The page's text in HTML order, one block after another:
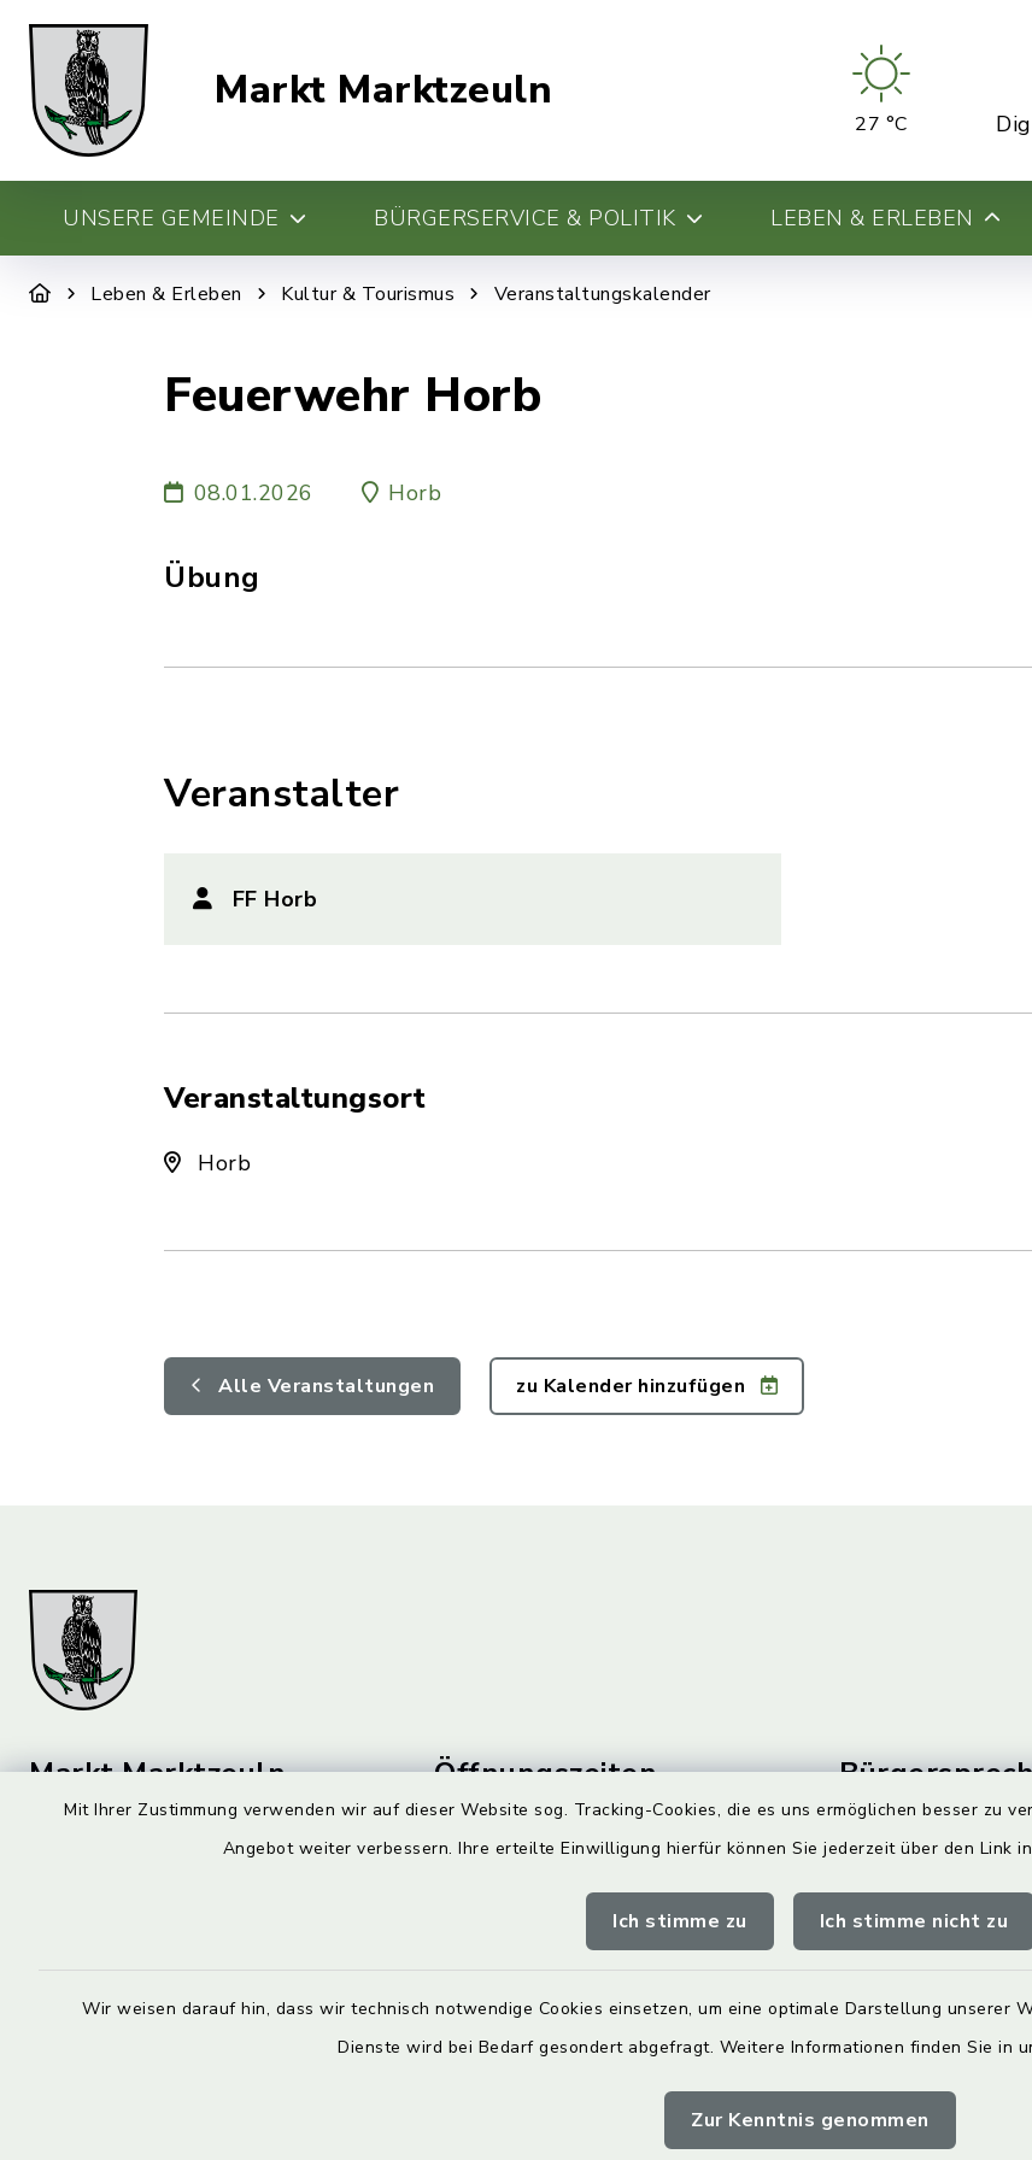
Mit Ihrer Zustimmung verwenden wir auf dieser Website sog. Tracking-Cookies, die es uns ermöglichen besser zu
Angebot weiter verbessern. Ihre erteilte Einwilligung hierfür können Sie jederzeit über den Link
Ich stimme zu Ich stimme nicht zu
Wir weisen darauf hin, dass wir technisch notwendige Cookies einsetzen, um eine optimale Darstellung unserer
Dienste wird bei Bedarf gesondert abgefragt. Weitere Informationen finden Sie in
Zur Kenntnis genommen
Markt Marktzeuln
27 °C
UNSERE GEMEINDE BÜRGERSERVICE & POLITIK LEBEN & ERLEBEN
Leben & Erleben Kultur & Tourismus Veranstaltungskalender
Feuerwehr Horb
08.01.2026 Horb
Übung
Veranstalter
FF Horb
Veranstaltungsort
Horb
Alle Veranstaltungen zu Kalender hinzufügen
Markt Marktzeuln Öffnungszeiten
Donnerstag zusätzlich:
14:00-18:00 Uhr
Wir stehen auch außerhalb der
allgemeinen Öffnungszeiten gerne zur
Weitere